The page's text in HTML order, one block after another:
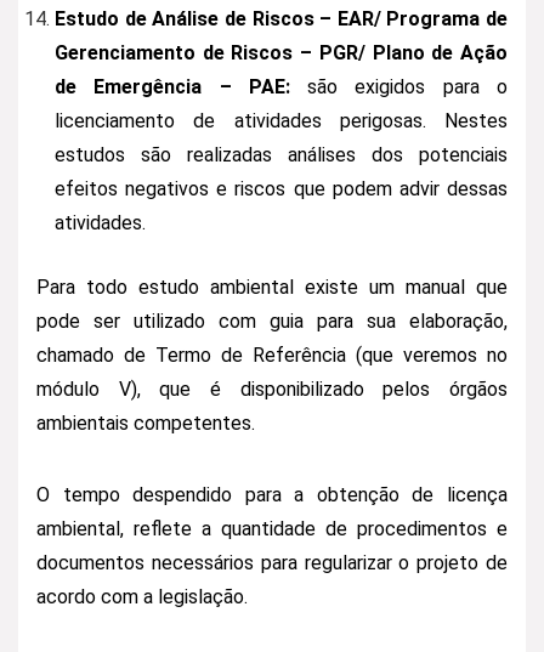
Estudo de Análise de Riscos – EAR/ Programa de
Gerenciamento de Riscos – PGR/ Plano de Ação
de Emergência – PAE:são exigidos para o
licenciamento de atividades perigosas. Nestes
estudos são realizadas análises dos potenciais
efeitos negativos e riscos que podem advir dessas
atividades.
Para todo estudo ambiental existe um manual que
pode ser utilizado com guia para sua elaboração,
chamado de Termo de Referência (que veremos no
módulo V), que é disponibilizado pelos órgãos
ambientais competentes.
O tempo despendido para a obtenção de licença
ambiental, reflete a quantidade de procedimentos e
documentos necessários para regularizar o projeto de
acordo com a legislação.